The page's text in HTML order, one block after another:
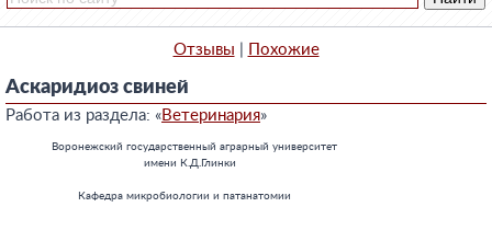
Отзывы Похожие
Аскаридиоз свиней
Работа из раздела: «Ветеринария»
              Воронежский государственный аграрный университет
                                          имени К.Д.Глинки
                      Кафедра микробиологии и патанатомии